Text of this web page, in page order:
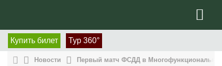
Купить билет Тур 360°
Новости Первый матч ФСДД в